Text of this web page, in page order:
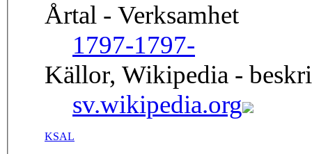
Årtal - Verksamhet
1797-1797-
Källor, Wikipedia -
sv.wikipedia.org
KSAL